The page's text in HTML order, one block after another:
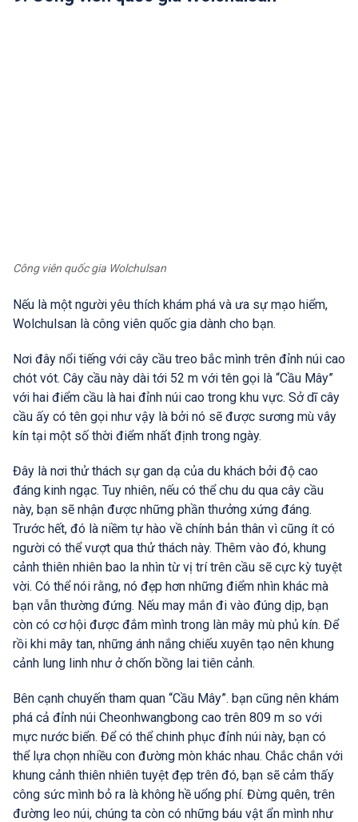
Công viên quốc gia Wolchulsan
Nếu là một người yêu thích khám phá và ưa sự mạo hiểm,
Wolchulsan là công viên quốc gia dành cho bạn.
Nơi đây nổi tiếng với cây cầu treo bắc mình trên đỉnh núi cao
chót vót. Cây cầu này dài tới 52 m với tên gọi là “Cầu Mây”
với hai điểm cầu là hai đỉnh núi cao trong khu vực. Sở dĩ cây
cầu ấy có tên gọi như vậy là bởi nó sẽ được sương mù vây
kín tại một số thời điểm nhất định trong ngày.
Đây là nơi thử thách sự gan dạ của du khách bởi độ cao
đáng kinh ngạc. Tuy nhiên, nếu có thể chu du qua cây cầu
này, bạn sẽ nhận được những phần thưởng xứng đáng.
Trước hết, đó là niềm tự hào về chính bản thân vì cũng ít có
người có thể vượt qua thử thách này. Thêm vào đó, khung
cảnh thiên nhiên bao la nhìn từ vị trí trên cầu sẽ cực kỳ tuyệt
vời. Có thể nói rằng, nó đẹp hơn những điểm nhìn khác mà
bạn vẫn thường đứng. Nếu may mắn đi vào đúng dịp, bạn
còn có cơ hội được đắm mình trong làn mây mù phủ kín. Để
rồi khi mây tan, những ánh nắng chiếu xuyên tạo nên khung
cảnh lung linh như ở chốn bồng lai tiên cảnh.
Bên cạnh chuyến tham quan “Cầu Mây”. bạn cũng nên khám
phá cả đỉnh núi Cheonhwangbong cao trên 809 m so với
mực nước biển. Để có thể chinh phục đỉnh núi này, bạn có
thể lựa chọn nhiều con đường mòn khác nhau. Chắc chắn với
khung cảnh thiên nhiên tuyệt đẹp trên đó, bạn sẽ cảm thấy
công sức mình bỏ ra là không hề uổng phí. Đừng quên, trên
đường leo núi, chúng ta còn có những báu vật ẩn mình như